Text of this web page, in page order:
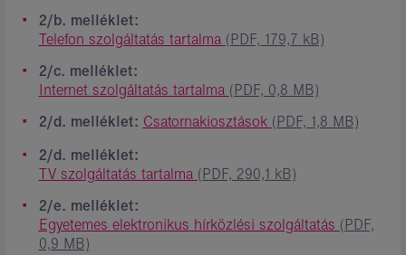
2/b. melléklet:
Telefon szolgáltatás tartalma (PDF, 179,7 kB)
2/c. melléklet:
Internet szolgáltatás tartalma (PDF, 0,8 MB)
2/d. melléklet: Csatornakiosztások (PDF, 1,8 MB)
2/d. melléklet:
TV szolgáltatás tartalma (PDF, 290,1 kB)
2/e. melléklet:
Egyetemes elektronikus hírközlési szolgáltatás (PDF,
0,9 MB)